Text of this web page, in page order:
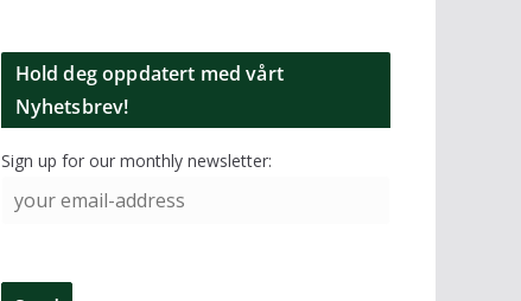
Hold deg oppdatert med vårt
Nyhetsbrev!
Sign up for our monthly newsletter: